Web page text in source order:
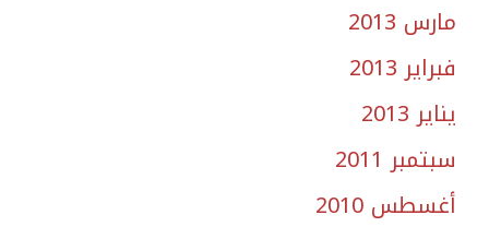
مارس 2013
فبراير 2013
يناير 2013
سبتمبر 2011
أغسطس 2010